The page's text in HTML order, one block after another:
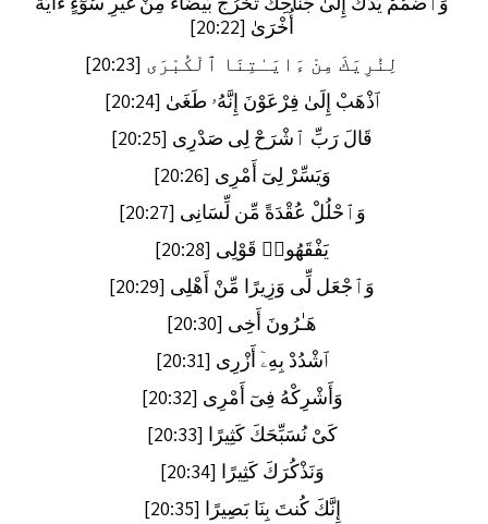
أُخْرَىٰ [20:22]
لِنُرِيَكَ مِنْ ءَايَـٰتِنَا ٱلْكُبْرَى [20:23]
ٱذْهَبْ إِلَىٰ فِرْعَوْنَ إِنَّهُۥ طَغَىٰ [20:24]
قَالَ رَبِّ ٱشْرَحْ لِى صَدْرِى [20:25]
وَيَسِّرْ لِىٓ أَمْرِى [20:26]
وَٱحْلُلْ عُقْدَةً مِّن لِّسَانِى [20:27]
يَفْقَهُوا۟ قَوْلِى [20:28]
وَٱجْعَل لِّى وَزِيرًا مِّنْ أَهْلِى [20:29]
هَـٰرُونَ أَخِى [20:30]
ٱشْدُدْ بِهِۦٓ أَزْرِى [20:31]
وَأَشْرِكْهُ فِىٓ أَمْرِى [20:32]
كَىْ نُسَبِّحَكَ كَثِيرًا [20:33]
وَنَذْكُرَكَ كَثِيرًا [20:34]
إِنَّكَ كُنتَ بِنَا بَصِيرًا [20:35]